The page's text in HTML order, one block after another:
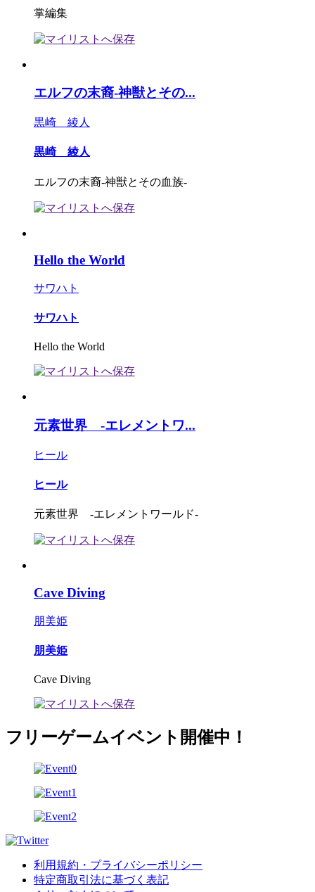
掌編集
エルフの末裔-神獣とその...
黒崎 綾人
黒崎 綾人
エルフの末裔-神獣とその血族-
Hello the World
サワハト
サワハト
Hello the World
元素世界 ‐エレメントワ...
ヒール
ヒール
元素世界 ‐エレメントワールド‐
Cave Diving
朋美姫
朋美姫
Cave Diving
フリーゲームイベント開催中！
利用規約・プライバシーポリシー
特定商取引法に基づく表記